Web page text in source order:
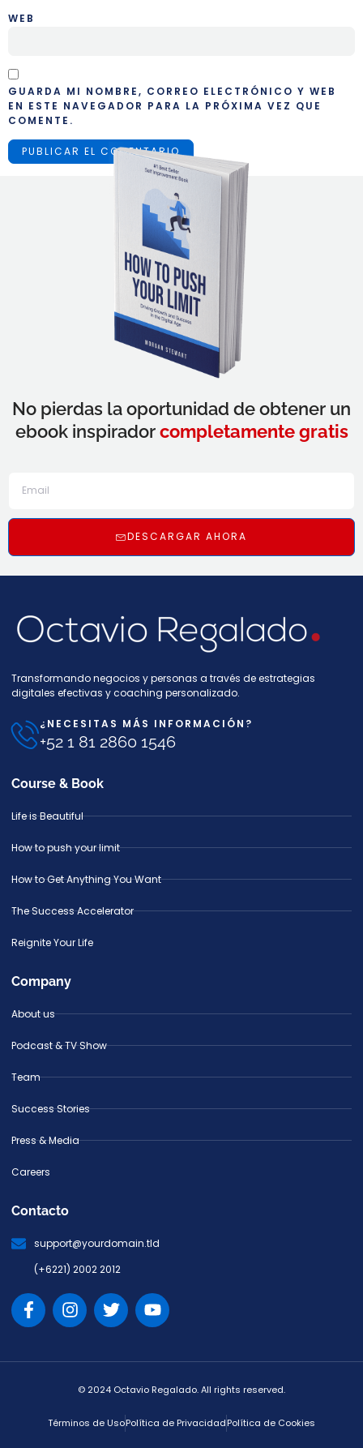
WEB
GUARDA MI NOMBRE, CORREO ELECTRÓNICO Y WEB
EN ESTE NAVEGADOR PARA LA PRÓXIMA VEZ QUE
COMENTE.
No pierdas la oportunidad de obtener un
ebook inspiradorcompletamente gratis
DESCARGAR AHORA
Transformando negocios y personas a través de estrategias
digitales efectivas y coaching personalizado.
¿NECESITAS MÁS INFORMACIÓN?
+52 1 81 2860 1546
Course & Book
Life is Beautiful
How to push your limit
How to Get Anything You Want
The Success Accelerator
Reignite Your Life
Company
About us
Podcast & TV Show
Team
Success Stories
Press & Media
Careers
Contacto
support@yourdomain.tld
(+6221) 2002 2012
© 2024 Octavio Regalado. All rights reserved.
Términos de UsoPolítica de PrivacidadPolítica de Cookies